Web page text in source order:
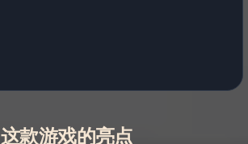
这款游戏的亮点